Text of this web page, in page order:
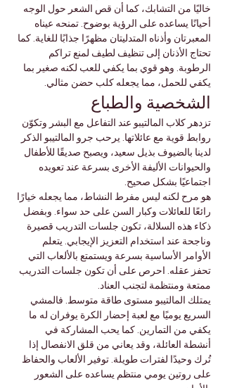
خاليًا من التشابك، كما أن قص الشعر حول الوجه
أحيانًا يساعده على الرؤية بوضوح. تمنحه عيناه
المعبرتان وأذناه المتدليتان مظهرًا جذابًا للغاية. كما
تحتاج الأذنان إلى تنظيف لطيف لمنع تراكم
الرطوبة. وهو قوي بما يكفي للعب لكنه صغير بما
يكفي للحمل، مما يجعله كلب حضن مثالي.
الشخصية والطباع
تزدهر كلاب المالتيبو عند التفاعل مع البشر وتكوّن
روابط قوية مع عائلاتها. يرحب جرو المالتيبو الذكر
لدينا بالضيوف بذيل سعيد، ويصبح صديقًا للأطفال
والحيوانات الأليفة الأخرى بسرعة عند تعويده
اجتماعيًا بشكل صحيح.
هو مرح لكنه ليس مفرط النشاط، مما يجعله خيارًا
رائعًا للعائلات وكبار السن على حد سواء. وبفضل
ذكاء هذه السلالة، تكون جلسات التدريب قصيرة
وناجحة عند استخدام التعزيز الإيجابي. يتعلم
الأوامر الأساسية بسرعة ويستمتع بالألعاب التي
تحفز عقله. احرص على أن تكون جلسات التدريب
ممتعة ومنتظمة لتجنب العناد.
يمتلك المالتيبو مستوى طاقة متوسط. فالمشي
السريع يوميًا مع لعبة إحضار الكرة يوفران له ما
يكفي من التمارين. كما يحب المشاركة في
أنشطة العائلة، وقد يعاني من قلق الانفصال إذا
تُرك وحيدًا لفترات طويلة. توفير الألعاب والحفاظ
على روتين يومي منتظم يساعده على الشعور